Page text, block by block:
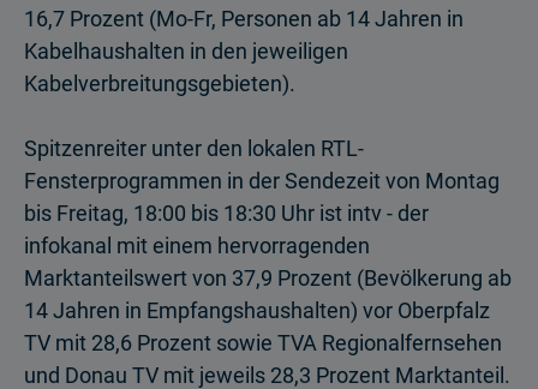
16,7 Prozent (Mo-Fr, Personen ab 14 Jahren in
Kabelhaushalten in den jeweiligen
Kabelverbreitungsgebieten).
Spitzenreiter unter den lokalen RTL-
Fensterprogrammen in der Sendezeit von Montag
bis Freitag, 18:00 bis 18:30 Uhr ist intv - der
infokanal mit einem hervor­ragenden
Marktanteilswert von 37,9 Prozent (Bevölkerung ab
14 Jahren in Empfangshaushalten) vor Oberpfalz
TV mit 28,6 Prozent sowie TVA Regional­fernsehen
und Donau TV mit jeweils 28,3 Prozent Marktanteil.